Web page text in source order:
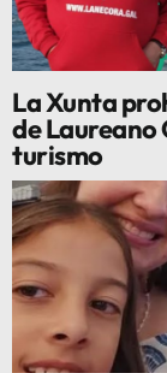
La Xunta
de
turismo